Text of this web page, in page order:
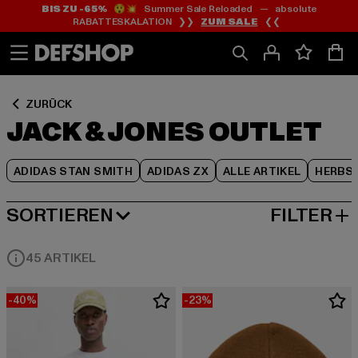
Zum
Inhalt
springen
Zum
Fußzeile
springen
BIS ZU -65%😲💥 Summer Sale Reloaded — absolute
RABATTESKALATION ❯❯ ZUM SALE ❮❮
ZURÜCK
JACK & JONES OUTLET
ADIDAS STAN SMITH ADIDAS ZX ALLE ARTIKEL
Zum
Produktraster
springen
SORTIEREN
BELIEBTESTE FILTER
45 ARTIKEL
-40% -23%